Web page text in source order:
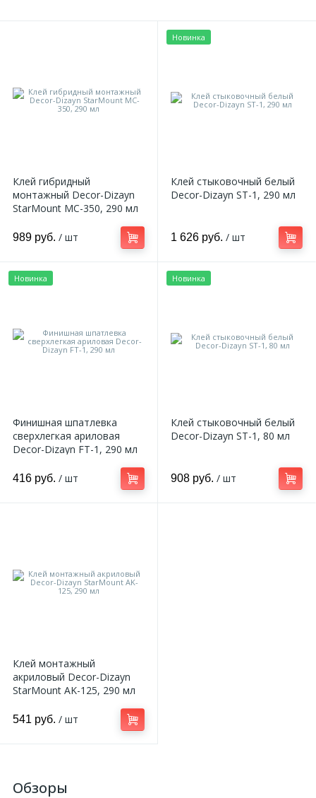
Клей гибридный
монтажный Decor-Dizayn
StarMount MC-350, 290 мл
989 руб. / шт
Новинка
Клей стыковочный белый
Decor-Dizayn ST-1, 290 мл
1 626 руб. / шт
Новинка
Финишная шпатлевка
сверхлегкая ариловая
Decor-Dizayn FT-1, 290 мл
416 руб. / шт
Новинка
Клей стыковочный белый
Decor-Dizayn ST-1, 80 мл
908 руб. / шт
Клей монтажный
акриловый Decor-Dizayn
StarMount AK-125, 290 мл
541 руб. / шт
Обзоры